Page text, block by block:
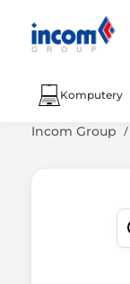
Komputery
Incom Group